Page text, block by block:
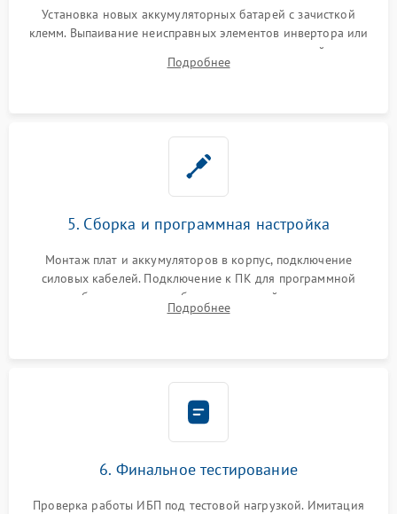
Установка новых аккумуляторных батарей с зачисткой
клемм. Выпаивание неисправных элементов инвертора или
цепи зарядки и монтаж новых радиодеталей.
Восстановление поврежденных токоведущих дорожек и
Подробнее
5. Сборка и программная настройка
Монтаж плат и аккумуляторов в корпус, подключение
силовых кабелей. Подключение к ПК для программной
калибровки констант батареи, настройки порогов
срабатывания AVR и сброса счетчиков старения АКБ.
Подробнее
6. Финальное тестирование
Проверка работы ИБП под тестовой нагрузкой. Имитация